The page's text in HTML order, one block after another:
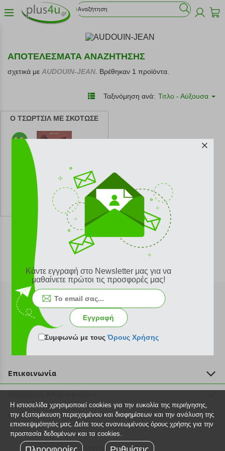
ΑΠΟΤΕΛΕΣΜΑΤΑ ΑΝΑΖΗΤΗΣΗΣ
σχετικά με AUDOUIN-JEAN. Βρέθηκαν 1 προϊόντα.
Ταξινόμηση ανά: Τιτλο - Αύξουσα
Ο ΤΣΩΡΤΣΙΛ ΜΕ ΣΚΟΤΩΣΕ
κωδ. 108174500
10.81 €
Ελάχιστη 30 ημερών 12.01 €
Προτεινόμενη λιανική 12.01 €
Εγγραφή στο newsletter
Επικοινωνία
211 2000 700
info@plus4u.gr
Η εταιρία
Σημεία παραλαβής
Ευκαιρίες καριέρας
Βοήθεια
Εξέλιξη παραγγελίας
Τρόποι παραγγελίας
Κάντε εγγραφή στο Newsletter μας για να
μαθαίνετε πρώτοι τις προσφορές μας!
Εγγραφή
Συμφωνώ με τουςΌρους Χρήσης
Η ιστοσελίδα χρησιμοποιεί cookies για την ευκολία της περιήγησης,
την εξατομίκευση περιεχομένου και διαφημίσεων και την ανάλυση της
επισκεψιμότητάς μας. Δείτε τους ανανεωμένους όρους χρήσης για την
προστασία δεδομένων και τα cookies.